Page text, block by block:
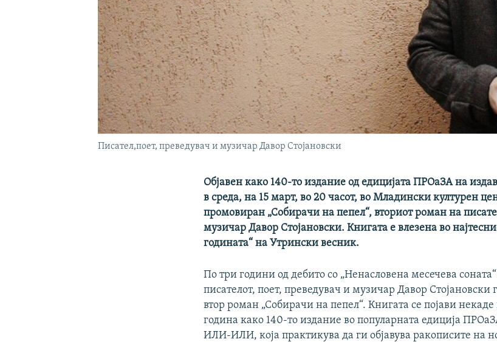
Писател,поет, преведувач и музичар Давор Стојановски
Објавен како 140-то издание од едицијата ПРОаЗА на
в среда, на 15 март, во 20 часот, во Младински културен
промовиран „Собирачи на пепел“, вториот роман на
музичар Давор Стојановски. Книгата е влезена во
годината“ на Утрински весник.
По три години од дебито со „Ненасловена месечева
писателот, поет, преведувач и музичар Давор Стојановски
втор роман „Собирачи на пепел“. Книгата се појави
година како 140-то издание во популарната едиција
ИЛИ-ИЛИ, која практикува да ги објавува ракописите на